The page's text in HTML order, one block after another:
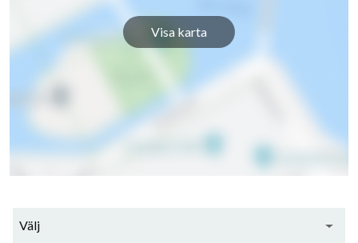
Visa karta
Välj